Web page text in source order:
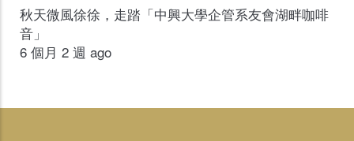
秋天微風徐徐，走踏「中興大學企管系友會湖畔咖啡
音」
6 個月 2 週 ago